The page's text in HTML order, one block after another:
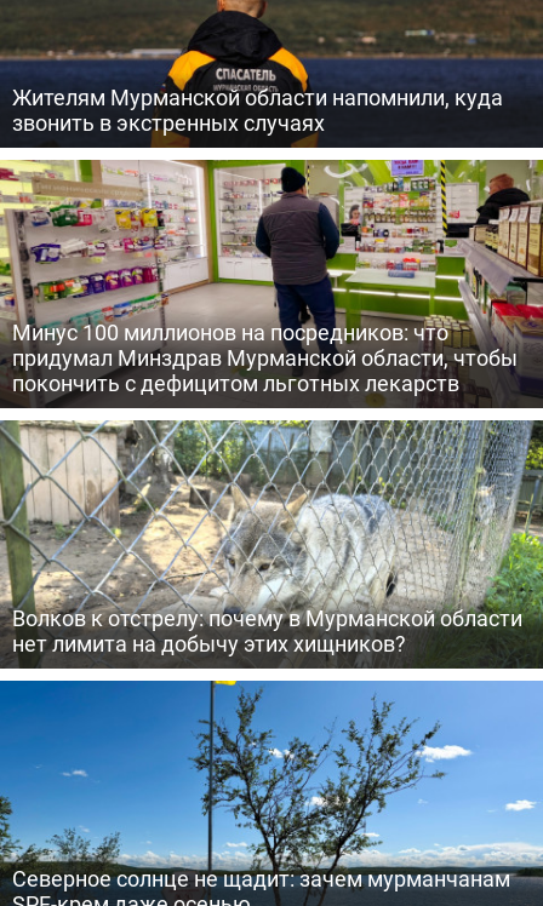
Жителям Мурманской области напомнили, куда
звонить в экстренных случаях
Минус 100 миллионов на посредников: что
придумал Минздрав Мурманской области, чтобы
покончить с дефицитом льготных лекарств
Волков к отстрелу: почему в Мурманской области
нет лимита на добычу этих хищников?
Северное солнце не щадит: зачем мурманчанам